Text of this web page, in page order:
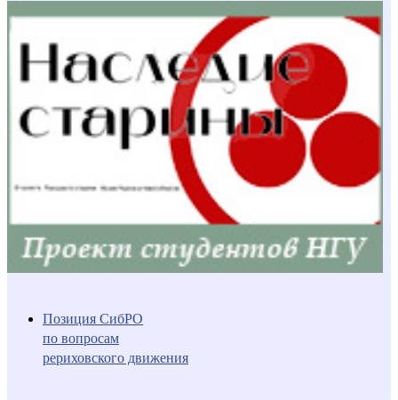
Позиция СибРО
по вопросам
рериховского движения